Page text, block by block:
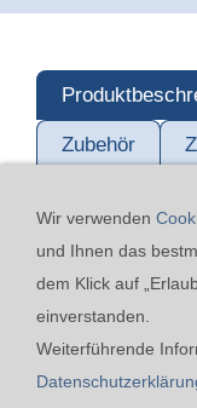
Zubehör
24h-Notfall-
Wir verwenden
und Ihnen das
dem Klick auf
einverstanden.
Weiterführende